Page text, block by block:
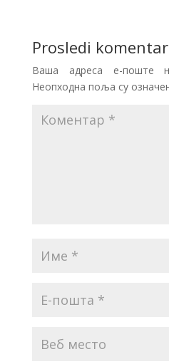
Prosledi komentar
Ваша адреса е-поште
Неопходна поља су